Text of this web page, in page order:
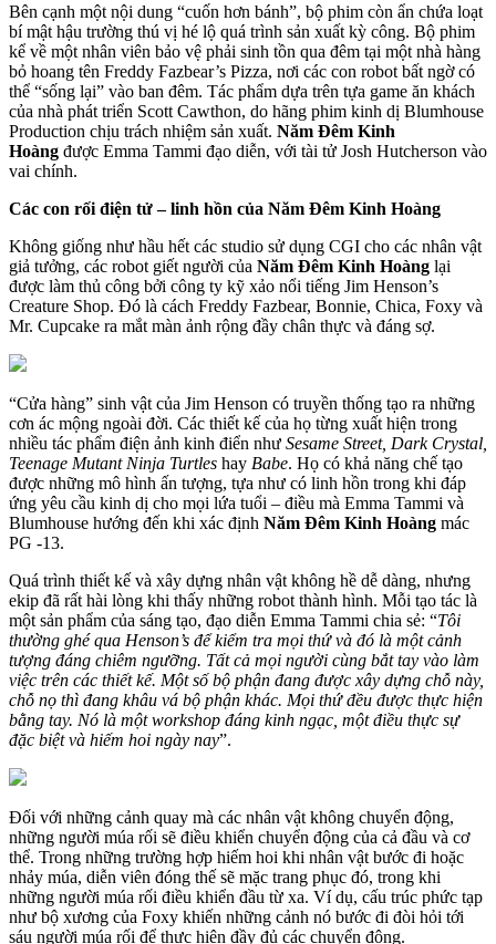
Bên cạnh một nội dung “cuốn hơn bánh”, bộ phim còn ẩn chứa loạt
bí mật hậu trường thú vị hé lộ quá trình sản xuất kỳ công. Bộ phim
kể về một nhân viên bảo vệ phải sinh tồn qua đêm tại một nhà hàng
bỏ hoang tên Freddy Fazbear’s Pizza, nơi các con robot bất ngờ có
thể “sống lại” vào ban đêm. Tác phẩm dựa trên tựa game ăn khách
của nhà phát triển Scott Cawthon, do hãng phim kinh dị Blumhouse
Production chịu trách nhiệm sản xuất. Năm Đêm Kinh
Hoàng được Emma Tammi đạo diễn, với tài tử Josh Hutcherson vào
vai chính.
Các con rối điện tử – linh hồn của Năm Đêm Kinh Hoàng
Không giống như hầu hết các studio sử dụng CGI cho các nhân vật
giả tưởng, các robot giết người của Năm Đêm Kinh Hoàng lại
được làm thủ công bởi công ty kỹ xảo nổi tiếng Jim Henson’s
Creature Shop. Đó là cách Freddy Fazbear, Bonnie, Chica, Foxy và
Mr. Cupcake ra mắt màn ảnh rộng đầy chân thực và đáng sợ.
“Cửa hàng” sinh vật của Jim Henson có truyền thống tạo ra những
cơn ác mộng ngoài đời. Các thiết kế của họ từng xuất hiện trong
nhiều tác phẩm điện ảnh kinh điển như Sesame Street, Dark Crystal,
Teenage Mutant Ninja Turtles hay Babe. Họ có khả năng chế tạo
được những mô hình ấn tượng, tựa như có linh hồn trong khi đáp
ứng yêu cầu kinh dị cho mọi lứa tuổi – điều mà Emma Tammi và
Blumhouse hướng đến khi xác định Năm Đêm Kinh Hoàng mác
PG -13.
Quá trình thiết kế và xây dựng nhân vật không hề dễ dàng, nhưng
ekip đã rất hài lòng khi thấy những robot thành hình. Mỗi tạo tác là
một sản phẩm của sáng tạo, đạo diễn Emma Tammi chia sẻ: “Tôi
thường ghé qua Henson’s để kiểm tra mọi thứ và đó là một cảnh
tượng đáng chiêm ngưỡng. Tất cả mọi người cùng bắt tay vào làm
việc trên các thiết kế. Một số bộ phận đang được xây dựng chỗ này,
chỗ nọ thì đang khâu vá bộ phận khác. Mọi thứ đều được thực hiện
bằng tay. Nó là một workshop đáng kinh ngạc, một điều thực sự
đặc biệt và hiếm hoi ngày nay”.
Đối với những cảnh quay mà các nhân vật không chuyển động,
những người múa rối sẽ điều khiển chuyển động của cả đầu và cơ
thể. Trong những trường hợp hiếm hoi khi nhân vật bước đi hoặc
nhảy múa, diễn viên đóng thế sẽ mặc trang phục đó, trong khi
những người múa rối điều khiển đầu từ xa. Ví dụ, cấu trúc phức tạp
như bộ xương của Foxy khiến những cảnh nó bước đi đòi hỏi tới
sáu người múa rối để thực hiện đầy đủ các chuyển động.